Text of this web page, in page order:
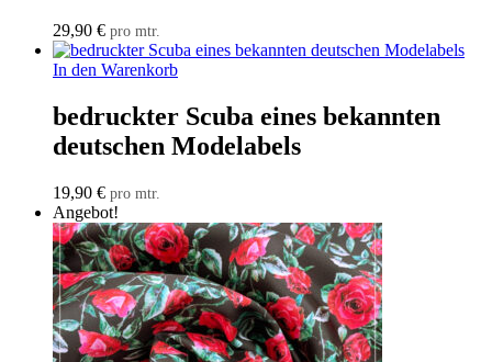
29,90 € pro mtr.
In den Warenkorb
bedruckter Scuba eines bekannten
deutschen Modelabels
19,90 € pro mtr.
Angebot!